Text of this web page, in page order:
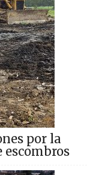
por la